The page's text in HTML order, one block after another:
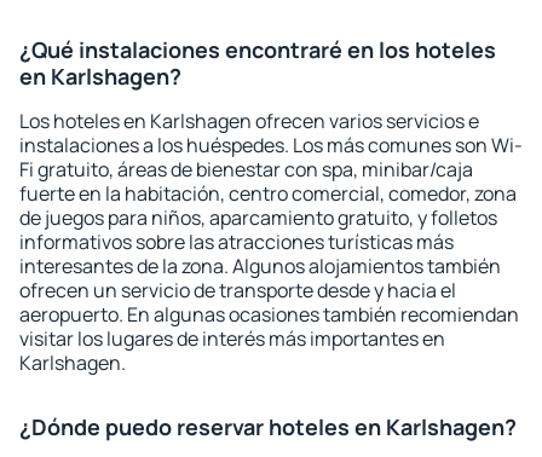
¿Qué instalaciones encontraré en los hoteles
en Karlshagen?
Los hoteles en Karlshagen ofrecen varios servicios e
instalaciones a los huéspedes. Los más comunes son Wi-
Fi gratuito, áreas de bienestar con spa, minibar/caja
fuerte en la habitación, centro comercial, comedor, zona
de juegos para niños, aparcamiento gratuito, y folletos
informativos sobre las atracciones turísticas más
interesantes de la zona. Algunos alojamientos también
ofrecen un servicio de transporte desde y hacia el
aeropuerto. En algunas ocasiones también recomiendan
visitar los lugares de interés más importantes en
Karlshagen.
¿Dónde puedo reservar hoteles en Karlshagen?